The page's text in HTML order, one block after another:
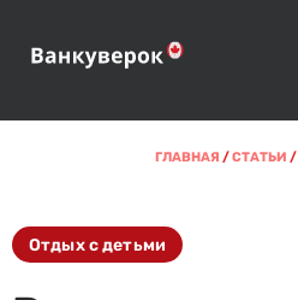
ГЛАВНАЯ /СТАТЬИ /
Отдых с детьми